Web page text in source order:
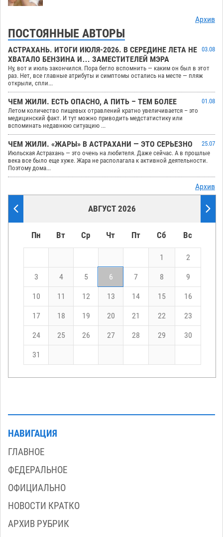
Архив
ПОСТОЯННЫЕ АВТОРЫ
АСТРАХАНЬ. ИТОГИ ИЮЛЯ-2026. В СЕРЕДИНЕ ЛЕТА НЕ
ХВАТАЛО БЕНЗИНА И… ЗАМЕСТИТЕЛЕЙ МЭРА
03.08
Ну, вот и июль закончился. Пора бегло вспомнить — каким он был в этот
раз. Нет, все главные атрибуты и симптомы остались на месте — пляж
открыли, спли...
ЧЕМ ЖИЛИ. ЕСТЬ ОПАСНО, А ПИТЬ – ТЕМ БОЛЕЕ
01.08
Летом количество пищевых отравлений кратно увеличивается – это
медицинский факт. И тут можно приводить медстатистику или
вспоминать недавнюю ситуацию ...
ЧЕМ ЖИЛИ. «ЖАРЫ» В АСТРАХАНИ — ЭТО СЕРЬЕЗНО
25.07
Июльская Астрахань — это очень на любителя. Даже сейчас. А в прошлые
века все было еще хуже. Жара не располагала к активной деятельности.
Поэтому дома...
Архив
АВГУСТ 2026
Пн Вт Ср Чт Пт Сб Вс
1 2
3 4 5 6 7 8 9
10 11 12 13 14 15 16
17 18 19 20 21 22 23
24 25 26 27 28 29 30
31
НАВИГАЦИЯ
ГЛАВНОЕ
ФЕДЕРАЛЬНОЕ
ОФИЦИАЛЬНО
НОВОСТИ КРАТКО
АРХИВ РУБРИК